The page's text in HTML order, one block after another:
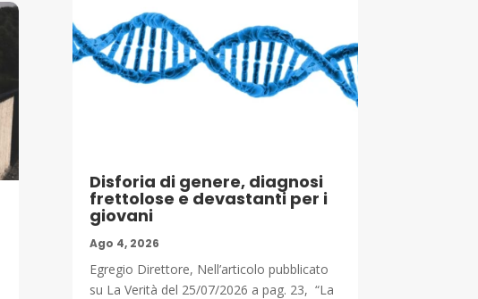
Disforia di genere, diagnosi
frettolose e devastanti per i
giovani
Ago 4, 2026
Egregio Direttore, Nell’articolo pubblicato
su La Verità del 25/07/2026 a pag. 23, “La